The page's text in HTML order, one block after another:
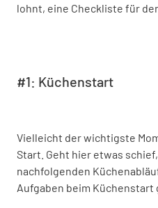
lohnt, eine Checkliste für
#1: Küchenstart
Vielleicht der wichtigste
Start. Geht hier etwas
nachfolgenden
Aufgaben beim